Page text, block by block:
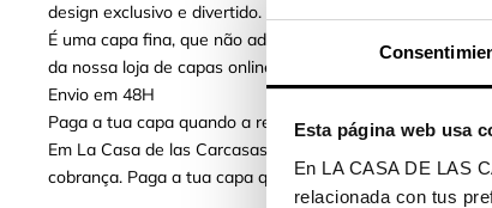
Esta página web usa
En LA CASA DE LAS
relacionada con tus
design exclusivo e divertido.
É uma capa fina, que não adiciona nem muito peso nem
da nossa loja de capas online é uma escolha perfeita.
Envio em 48H
Paga a tua capa quando a receberes!
Em La Casa de las Carcasas, dispomos de diferentes
cobrança. Paga a tua capa quando a receberes.